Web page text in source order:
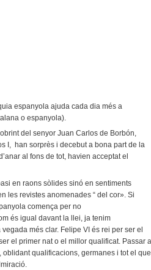
espanyola ajuda cada dia més a
o espanyola).
del senyor Juan Carlos de Borbón,
I, han sorprès i decebut a bona part de la
al fons de tot, havien acceptat el
en raons sòlides sinó en sentiments
les revistes anomenades “ del cor». Si
comença per no
és igual davant la llei, ja tenim
més clar. Felipe VI és rei per ser el
el primer nat o el millor qualificat. Passar a
qualificacions, germanes i tot el que